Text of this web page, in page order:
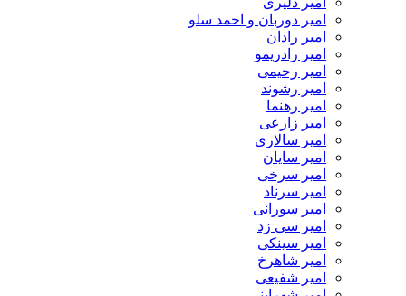
امیر دوربان و احمد سلو
امیر رادان
امیر رادریمو
امیر رحیمی
امیر رشوند
امیر رهنما
امیر زارعی
امیر سالاری
امیر سایان
امیر سرخی
امیر سرناد
امیر سورانی
امیر سی زد
امیر سینکی
امیر شاهرخ
امیر شفیعی